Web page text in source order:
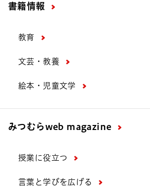
書籍情報
教育
文芸・教養
絵本・児童文学
みつむらweb magazine
授業に役立つ
言葉と学びを広げる